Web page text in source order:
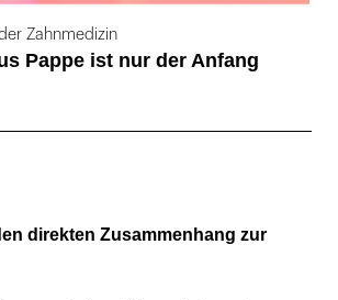
Zahnmedizin
Pappe ist nur der Anfang
direkten Zusammenhang zur